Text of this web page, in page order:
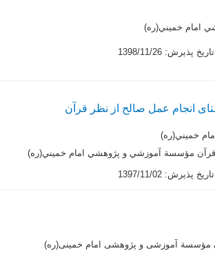
امام خميني(ره)
تاریخ پذیرش: 1398/11/26
انجام عمل صالح از نظر قرآن
خميني(ره)
مؤسسة آموزشي و پژوهشي امام خميني(ره)
تاریخ پذیرش: 1397/11/02
مؤسسة آموزشی و پژوهشی امام خمینی(ره)